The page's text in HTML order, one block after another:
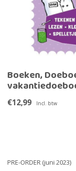
Boeken,
€12,99 Incl. btw
PRE-ORDER (juni 2023)